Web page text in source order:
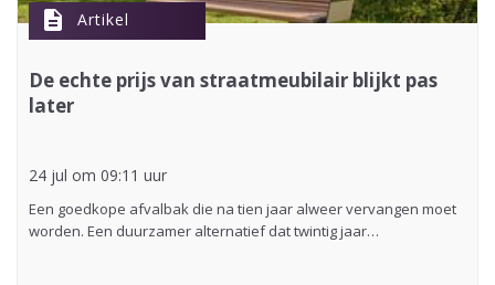
description Artikel
De echte prijs van straatmeubilair blijkt pas
later
24 jul om 09:11 uur
Een goedkope afvalbak die na tien jaar alweer vervangen moet
worden. Een duurzamer alternatief dat twintig jaar…